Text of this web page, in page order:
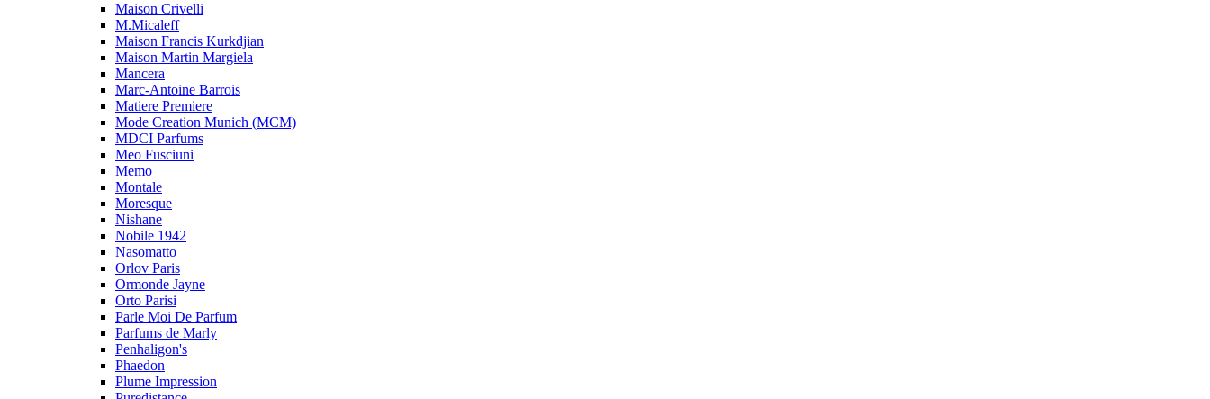
Maison Crivelli
M.Micaleff
Maison Francis Kurkdjian
Maison Martin Margiela
Mancera
Marc-Antoine Barrois
Matiere Premiere
Mode Creation Munich (MCM)
MDCI Parfums
Meo Fusciuni
Memo
Montale
Moresque
Nishane
Nobile 1942
Nasomatto
Orlov Paris
Ormonde Jayne
Orto Parisi
Parle Moi De Parfum
Parfums de Marly
Penhaligon's
Phaedon
Plume Impression